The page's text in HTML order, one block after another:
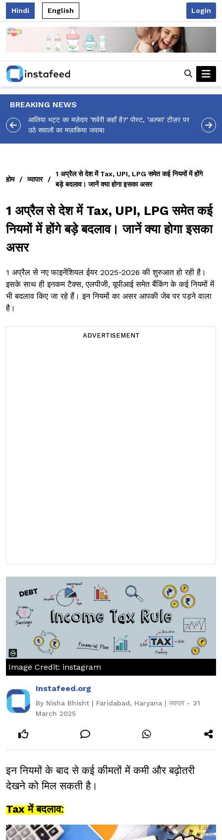
Hindi English Login
BREAKING NEWS
आलिया भट्ट का मज़ेदार 'शर्वरी कहाँ है?' पोस्ट, 'अल्फा' टीज़र पर
उठे सवालों का मज़ाकिया जवाब!
होम / व्यापार /
1 अप्रैल से देश में Tax, UPI, LPG समेत कई नियमों में होंगे
बड़े बदलाव। जानें क्या होगा इसका असर
1 अप्रैल से देश में Tax, UPI, LPG समेत कई
नियमों में होंगे बड़े बदलाव। जानें क्या होगा इसका
असर
1 अप्रैल से नए फाइनेंशियल ईयर 2025-2026 की शुरुआत हो रही है।
इसके साथ ही इनकम टैक्स, एलपीजी, यूपीआई समेत बैंकिंग के कई नियमों में
भी बदलाव किए जा रहे हैं। इन नियमों का असर आपकी जेब पर पड़ने वाला
है।
ADVERTISEMENT
Image Credit: instagram
Instafeed.org
By Nisha Bhisht | Faridabad, Haryana | व्यापार - 31
March 2025
इन नियमों के बाद से कई कीमतों में कमी और बढ़ोतरी
देखने को मिल सकती है।
Tax मेंबदलाव: